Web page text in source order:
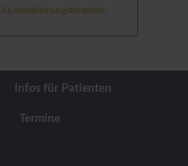
Akatualisierungsformular
Infos für Patienten
Termine